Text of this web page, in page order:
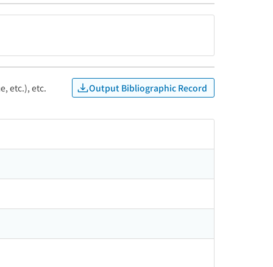
etc.), etc. Output Bibliographic Record